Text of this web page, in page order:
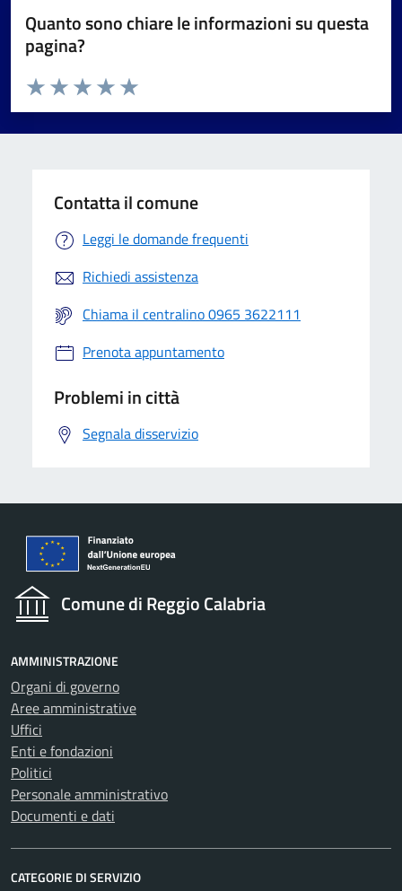
Quanto sono chiare le informazioni su questa
pagina?
Valuta da 1 a 5 stelle la pagina
Valuta 5 stelle su 5
Valuta 4 stelle su 5
Valuta 3 stelle su 5
Valuta 2 stelle su 5
Valuta 1 stelle su 5
Contatta il comune
Leggi le domande frequenti
Richiedi assistenza
Chiama il centralino 0965 3622111
Prenota appuntamento
Problemi in città
Segnala disservizio
Comune di Reggio Calabria
AMMINISTRAZIONE
Organi di governo
Aree amministrative
Uffici
Enti e fondazioni
Politici
Personale amministrativo
Documenti e dati
CATEGORIE DI SERVIZIO